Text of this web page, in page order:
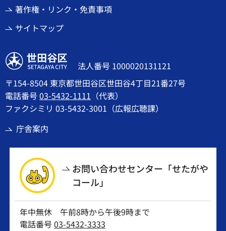
著作権・リンク・免責事項
サイトマップ
世田谷区
法人番号 1000020131121
〒154-8504 東京都世田谷区世田谷4丁目21番27号
電話番号03-5432-1111 （代表）
ファクシミリ 03-5432-3001（広報広聴課）
庁舎案内
お問い合わせセンター「せたがや
コール」
年中無休 午前8時から午後9時まで
電話番号03-5432-3333